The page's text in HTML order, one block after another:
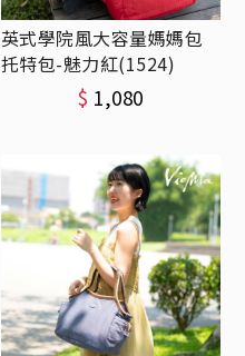
英式學院風大容量媽媽包
托特包-魅力紅(1524)
$ 1,080